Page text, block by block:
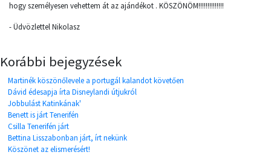
hogy személyesen vehettem át az ajándékot . KÖSZÖNÖM!!!!!!!!!!!!!!
- Üdvözlettel Nikolasz
Korábbi bejegyzések
Martinék köszönőlevele a portugál kalandot követően
Dávid édesapja írta Disneylandi útjukról
Jobbulást Katinkának'
Benett is járt Tenerifén
Csilla Tenerifén járt
Bettina Lisszabonban járt, írt nekünk
Köszönet az elismerésért!